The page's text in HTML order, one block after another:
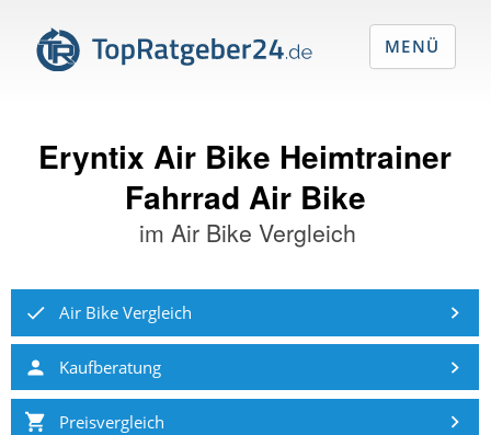
Eryntix Air Bike Heimtrainer
Fahrrad Air Bike
im Air Bike Vergleich
Air Bike Vergleich
Kaufberatung
Preisvergleich
MENÜ